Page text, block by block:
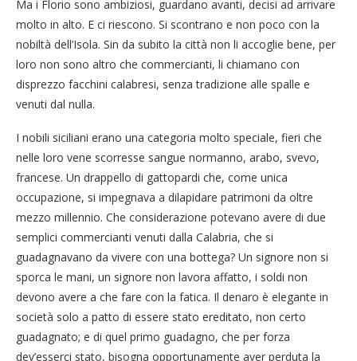
Ma i Florio sono ambiziosi, guardano avanti, decisi ad arrivare
molto in alto. E ci riescono. Si scontrano e non poco con la
nobiltà dell’Isola. Sin da subito la città non li accoglie bene, per
loro non sono altro che commercianti, li chiamano con
disprezzo facchini calabresi, senza tradizione alle spalle e
venuti dal nulla.
I nobili siciliani erano una categoria molto speciale, fieri che
nelle loro vene scorresse sangue normanno, arabo, svevo,
francese. Un drappello di gattopardi che, come unica
occupazione, si impegnava a dilapidare patrimoni da oltre
mezzo millennio. Che considerazione potevano avere di due
semplici commercianti venuti dalla Calabria, che si
guadagnavano da vivere con una bottega? Un signore non si
sporca le mani, un signore non lavora affatto, i soldi non
devono avere a che fare con la fatica. Il denaro è elegante in
società solo a patto di essere stato ereditato, non certo
guadagnato; e di quel primo guadagno, che per forza
dev’esserci stato, bisogna opportunamente aver perduta la